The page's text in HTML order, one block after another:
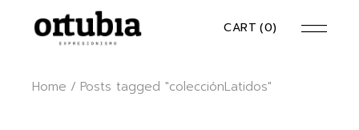
content
CART (0)
Home Posts tagged "colecciónLatidos"